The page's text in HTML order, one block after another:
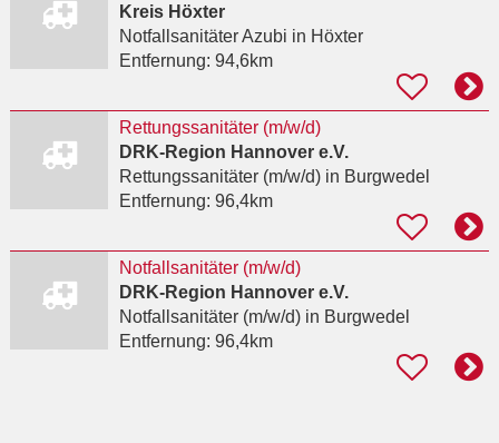
Kreis Höxter
Notfallsanitäter Azubi in Höxter
Entfernung: 94,6km
Rettungssanitäter (m/w/d)
DRK-Region Hannover e.V.
Rettungssanitäter (m/w/d)in Burgwedel
Entfernung: 96,4km
Notfallsanitäter (m/w/d)
DRK-Region Hannover e.V.
Notfallsanitäter (m/w/d)in Burgwedel
Entfernung: 96,4km